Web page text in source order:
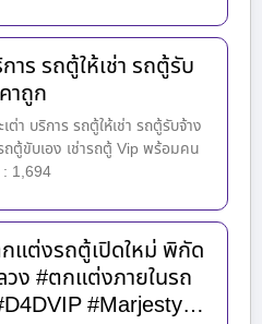
การ รถตู้ให้เช่า รถตู้รับ
าถูก
ต่า บริการ รถตู้ให้เช่า รถตู้รับจ้าง
ถตู้ขับเอง เช่ารถตู้ Vip พร้อมคน
1,694
แต่งรถตู้เปิดใหม่ พิกัด
ง #ตกแต่งภายในรถ
#Marjesty…